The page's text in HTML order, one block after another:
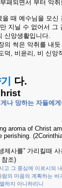
부패되면서 부터 악취
을 때 예수님을 모신
지닐 수 없어서 그
신앙생활입니다.
의 썩은 악취를 내듯
덕 , 비윤리 , 비 신앙
다.
나 망하는 자들에
aroma of Christ
perishing.
제사를” 가리킬때 사
참조)
고 그 중심에 이르시되
람의 마음의 계획하는 바
멸하지 아니하리니